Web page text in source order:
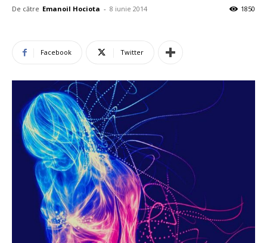
De către Emanoil Hociota - 8 iunie 2014 1850
Facebook Twitter